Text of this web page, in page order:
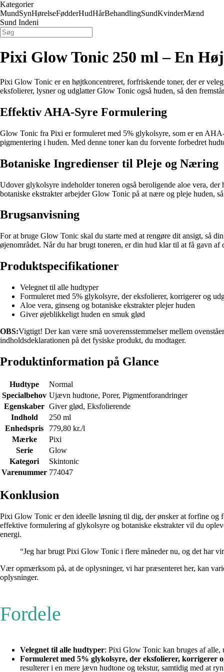
Kategorier
MundSynHørelseFødderHudHårBehandlingSundKvinderMænd
Sund Indeni
Pixi Glow Tonic 250 ml – En
Pixi Glow Tonic er en højtkoncentreret, forfriskende toner, der er
eksfolierer, lysner og udglatter Glow Tonic også huden, så den
Effektiv AHA-Syre Formulering
Glow Tonic fra Pixi er formuleret med 5% glykolsyre, som er en
pigmentering i huden. Med denne toner kan du forvente forbedret
Botaniske Ingredienser til Pleje og Næring
Udover glykolsyre indeholder toneren også beroligende aloe vera,
botaniske ekstrakter arbejder Glow Tonic på at nære og pleje huden,
Brugsanvisning
For at bruge Glow Tonic skal du starte med at rengøre dit ansigt, så
øjenområdet. Når du har brugt toneren, er din hud klar til at få gavn
Produktspecifikationer
Velegnet til alle hudtyper
Formuleret med 5% glykolsyre, der eksfolierer, korrigerer og
Aloe vera, ginseng og botaniske ekstrakter plejer huden
Giver øjeblikkeligt huden en smuk glød
OBS:Vigtigt! Der kan være små uoverensstemmelser mellem
indholdsdeklarationen på det fysiske produkt, du modtager.
Produktinformation på Glance
Hudtype
Normal
Specialbehov Ujævn hudtone, Porer, Pigmentforandringer
Egenskaber Giver glød, Eksfolierende
Indhold
250 ml
Enhedspris
779,80 kr./l
Mærke
Pixi
Serie
Glow
Kategori
Skintonic
Varenummer 774047
Konklusion
Pixi Glow Tonic er den ideelle løsning til dig, der ønsker at forfine og
effektive formulering af glykolsyre og botaniske ekstrakter vil du
energi.
“Jeg har brugt Pixi Glow Tonic i flere måneder nu, og det har
Vær opmærksom på, at de oplysninger, vi har præsenteret her, kan
oplysninger.
Fordele
Velegnet til alle hudtyper: Pixi Glow Tonic kan bruges af alle,
Formuleret med 5% glykolsyre, der eksfolierer, korrigerer
resulterer i en mere jævn hudtone og tekstur, samtidig med at